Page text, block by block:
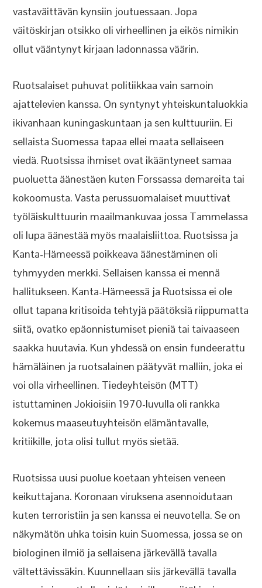
vastaväittävän kynsiin joutuessaan. Jopa
väitöskirjan otsikko oli virheellinen ja eikös nimikin
ollut vääntynyt kirjaan ladonnassa väärin.
Ruotsalaiset puhuvat politiikkaa vain samoin
ajattelevien kanssa. On syntynyt yhteiskuntaluokkia
ikivanhaan kuningaskuntaan ja sen kulttuuriin. Ei
sellaista Suomessa tapaa ellei maata sellaiseen
viedä. Ruotsissa ihmiset ovat ikääntyneet samaa
puoluetta äänestäen kuten Forssassa demareita tai
kokoomusta. Vasta perussuomalaiset muuttivat
työläiskulttuurin maailmankuvaa jossa Tammelassa
oli lupa äänestää myös maalaisliittoa. Ruotsissa ja
Kanta-Hämeessä poikkeava äänestäminen oli
tyhmyyden merkki. Sellaisen kanssa ei mennä
hallitukseen. Kanta-Hämeessä ja Ruotsissa ei ole
ollut tapana kritisoida tehtyjä päätöksiä riippumatta
siitä, ovatko epäonnistumiset pieniä tai taivaaseen
saakka huutavia. Kun yhdessä on ensin fundeerattu
hämäläinen ja ruotsalainen päätyvät malliin, joka ei
voi olla virheellinen. Tiedeyhteisön (MTT)
istuttaminen Jokioisiin 1970-luvulla oli rankka
kokemus maaseutuyhteisön elämäntavalle,
kritiikille, jota olisi tullut myös sietää.
Ruotsissa uusi puolue koetaan yhteisen veneen
keikuttajana. Koronaan viruksena asennoidutaan
kuten terroristiin ja sen kanssa ei neuvotella. Se on
näkymätön uhka toisin kuin Suomessa, jossa se on
biologinen ilmiö ja sellaisena järkevällä tavalla
vältettävissäkin. Kuunnellaan siis järkevällä tavalla